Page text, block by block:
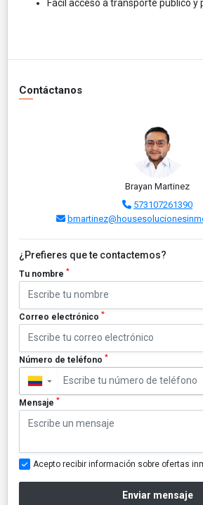
Fácil acceso a transporte público y
Contáctanos
Brayan Martinez
573107261390
¿Prefieres que te contactemos?
Tu nombre *
Correo electrónico *
Número de teléfono *
▼
Mensaje *
Acepto recibir información sobre ofertas
Enviar mensaje